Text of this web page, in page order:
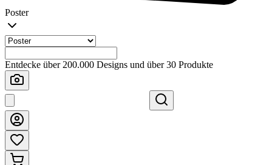
Poster
Entdecke über 200.000 Designs und über 30 Produkte